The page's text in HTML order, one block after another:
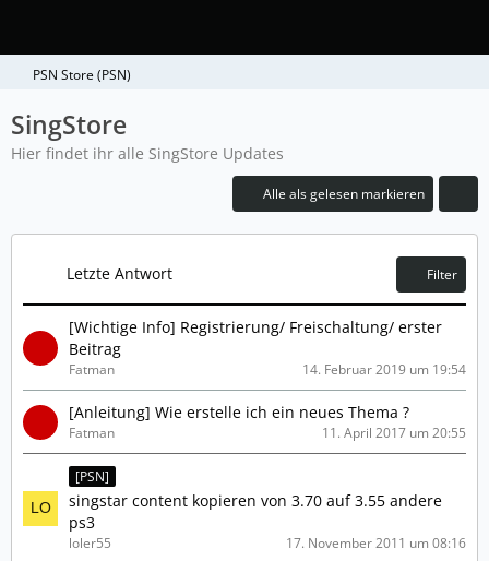
PSN Store (PSN)
SingStore
Hier findet ihr alle SingStore Updates
Alle als gelesen markieren
Letzte Antwort Filter
[Wichtige Info] Registrierung/ Freischaltung/ erster
Beitrag
Fatman 14. Februar 2019 um 19:54
[Anleitung] Wie erstelle ich ein neues Thema ?
Fatman 11. April 2017 um 20:55
[PSN]
singstar content kopieren von 3.70 auf 3.55 andere
ps3
loler55 17. November 2011 um 08:16